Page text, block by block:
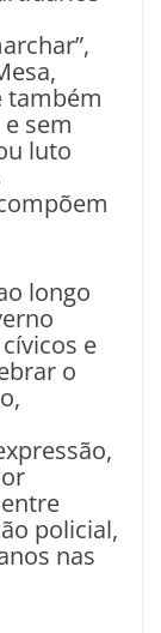
também
sem
luto
longo
e
o
policial,
nas